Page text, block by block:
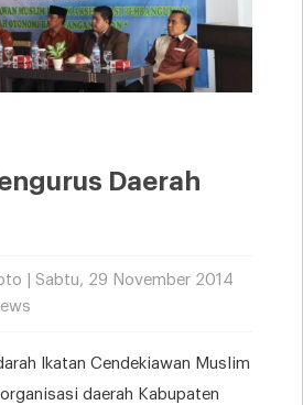
Daerah
| Sabtu, 29 November 2014
Ikatan Cendekiawan Muslim
daerah Kabupaten